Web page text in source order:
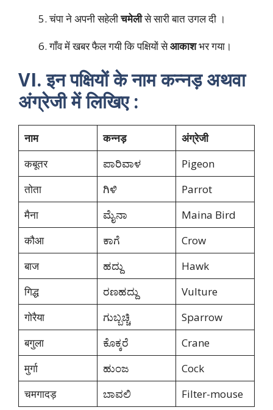
चंपा ने अपनी सहेलीचमेलीसे सारी बात उगल दी ।
गाँव में खबर फैल गयी कि पक्षियों सेआकाशभर गया।
VI. इन पक्षियों के नाम कन्नड़ अथवा
अंग्रेजी में लिखिए :
नाम कन्नड़
अंग्रेजी
कबूतर
ಪಾರಿವಾಳ
Pigeon
तोता
ಗಿಳಿ
Parrot
मैना
ಮೈನಾ
Maina Bird
कौआ
ಕಾಗೆ
Crow
बाज
ಹದ್ದು
Hawk
गिद्ध
ರಣಹದ್ದು
Vulture
गोरैया
ಗುಬ್ಬಚ್ಚಿ
Sparrow
बगुला
ಕೊಕ್ಕರೆ
Crane
मुर्गा
ಹುಂಜ
Cock
चमगादड़
ಬಾವಲಿ Filter-mouse